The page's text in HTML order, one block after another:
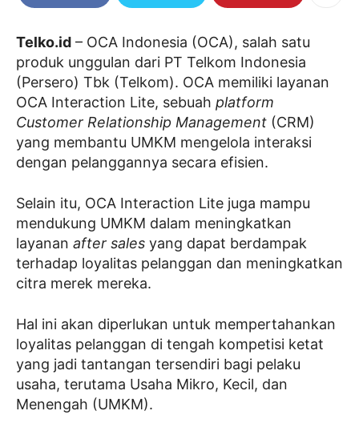
Telko.id – OCA Indonesia (OCA), salah satu
produk unggulan dari PT Telkom Indonesia
(Persero) Tbk (Telkom). OCA memiliki layanan
OCA Interaction Lite, sebuah platform
Customer Relationship Management (CRM)
yang membantu UMKM mengelola interaksi
dengan pelanggannya secara efisien.
Selain itu, OCA Interaction Lite juga mampu
mendukung UMKM dalam meningkatkan
layanan after sales yang dapat berdampak
terhadap loyalitas pelanggan dan meningkatkan
citra merek mereka.
Hal ini akan diperlukan untuk mempertahankan
loyalitas pelanggan di tengah kompetisi ketat
yang jadi tantangan tersendiri bagi pelaku
usaha, terutama Usaha Mikro, Kecil, dan
Menengah (UMKM).